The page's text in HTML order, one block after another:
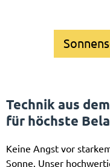
Technik aus
für höchste
Keine Angst vor
Sonne. Unser